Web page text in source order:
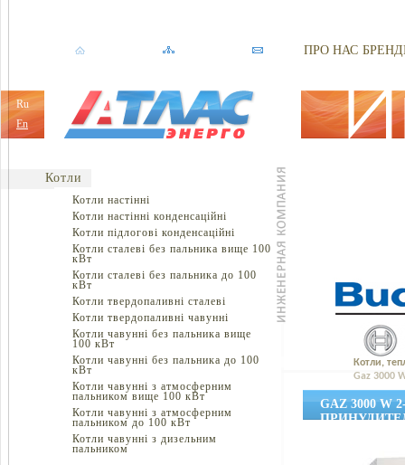
Ru
En
ПРО НАС
Котли
Котли настінні
Котли настінні конденсаційні
Котли підлогові конденсаційні
Котли сталеві без пальника вище 100
кВт
Котли сталеві без пальника до 100
кВт
Котли твердопаливні сталеві
Котли твердопаливні чавунні
Котли чавунні без пальника вище
100 кВт
Котли чавунні без пальника до 100
кВт
Котли чавунні з атмосферним
пальником вище 100 кВт
Котли чавунні з атмосферним
пальником до 100 кВт
Котли чавунні з дизельним
пальником
Котли,
Gaz 3000
GAZ 3000